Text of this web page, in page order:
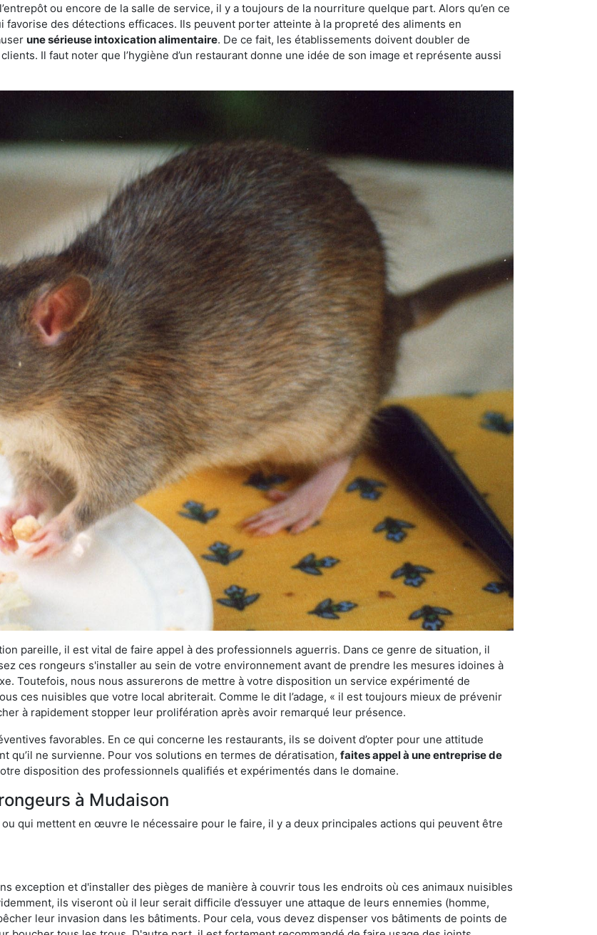
ou encore de la salle de service, il y a toujours de la nourriture quelque part. Alors qu’en ce
des détections efficaces. Ils peuvent porter atteinte à la propreté des aliments en
une sérieuse intoxication alimentaire. De ce fait, les établissements doivent doubler de
Il faut noter que l’hygiène d’un restaurant donne une idée de son image et représente aussi
pareille, il est vital de faire appel à des professionnels aguerris. Dans ce genre de situation, il
ces rongeurs s'installer au sein de votre environnement avant de prendre les mesures idoines à
Toutefois, nous nous assurerons de mettre à votre disposition un service expérimenté de
ces nuisibles que votre local abriterait. Comme le dit l’adage, « il est toujours mieux de prévenir
à rapidement stopper leur prolifération après avoir remarqué leur présence.
favorables. En ce qui concerne les restaurants, ils se doivent d’opter pour une attitude
qu’il ne survienne. Pour vos solutions en termes de dératisation, faites appel à une entreprise de
disposition des professionnels qualifiés et expérimentés dans le domaine.
à Mudaison
qui mettent en œuvre le nécessaire pour le faire, il y a deux principales actions qui peuvent être
exception et d'installer des pièges de manière à couvrir tous les endroits où ces animaux nuisibles
ils viseront où il leur serait difficile d’essuyer une attaque de leurs ennemies (homme,
leur invasion dans les bâtiments. Pour cela, vous devez dispenser vos bâtiments de points de